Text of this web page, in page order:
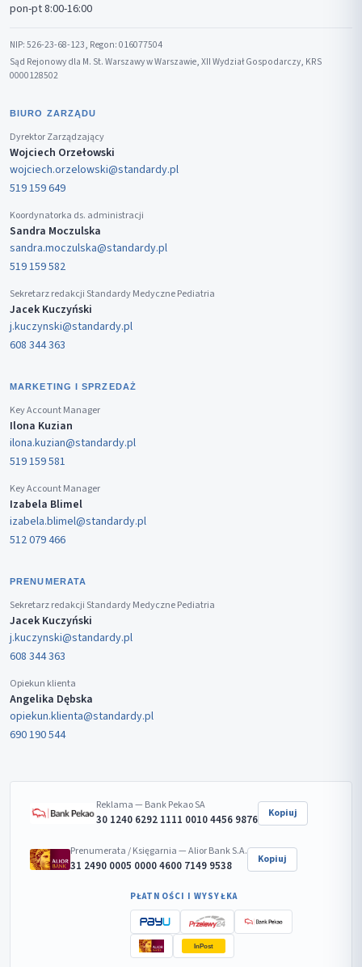
pon-pt 8:00-16:00
NIP: 526-23-68-123, Regon: 016077504
Sąd Rejonowy dla M. St. Warszawy w Warszawie, XII Wydział Gospodarczy, KRS
0000128502
BIURO ZARZĄDU
Dyrektor Zarządzający
Wojciech Orzełowski
wojciech.orzelowski@standardy.pl
519 159 649
Koordynatorka ds. administracji
Sandra Moczulska
sandra.moczulska@standardy.pl
519 159 582
Sekretarz redakcji Standardy Medyczne Pediatria
Jacek Kuczyński
j.kuczynski@standardy.pl
608 344 363
MARKETING I SPRZEDAŻ
Key Account Manager
Ilona Kuzian
ilona.kuzian@standardy.pl
519 159 581
Key Account Manager
Izabela Blimel
izabela.blimel@standardy.pl
512 079 466
PRENUMERATA
Sekretarz redakcji Standardy Medyczne Pediatria
Jacek Kuczyński
j.kuczynski@standardy.pl
608 344 363
Opiekun klienta
Angelika Dębska
opiekun.klienta@standardy.pl
690 190 544
Reklama — Bank Pekao SA
30 1240 6292 1111 0010 4456 9876 Kopiuj
Prenumerata / Księgarnia — Alior Bank S.A.
31 2490 0005 0000 4600 7149 9538 Kopiuj
PŁATNOŚCI I WYSYŁKA
InPost